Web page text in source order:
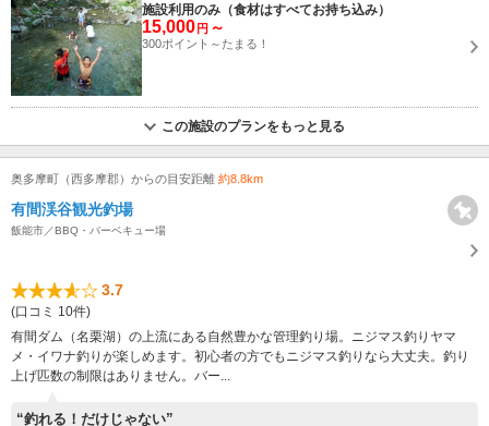
施設利用のみ（食材はすべてお持ち込み）
15,000 円 ～
300ポイント～たまる！
この施設のプランをもっと見る
奥多摩町（西多摩郡）からの目安距離 約8.8km
有間渓谷観光釣場
飯能市／BBQ・バーベキュー場
3.7
(口コミ 10件)
有間ダム（名栗湖）の上流にある自然豊かな管理釣り場。ニジマス釣りヤマ
メ・イワナ釣りが楽しめます。初心者の方でもニジマス釣りなら大丈夫。釣り
上げ匹数の制限はありません。バー...
“釣れる！だけじゃない”